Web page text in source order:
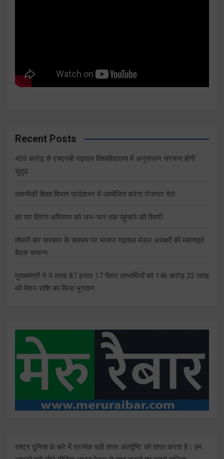
Recent Posts
459 करोड़ से एचएनबी गढ़वाल विश्वविद्यालय में अनुसंधान संरचना होगी
सुदृढ
तकनीकी शिक्षा विभाग प्रदेशभर में आयोजित करेगा रोजगार मेले
हर घर तिरंगा अभियान को जन-जन तक पहुंचाने की तैयारी
तीसरी बार सरकार के संकल्प पर भाजपा गढ़वाल मंडल अध्यक्षों की महत्वपूर्ण
बैठक सम्पन्न
मुख्यमंत्री ने 9 लाख 87 हजार 17 पेंशन लाभार्थियों को 146 करोड़ 32 लाख
की पेंशन राशि का किया भुगतान
राष्ट्र दुनिया के बारे में प्रत्येक बड़ी ताजा अंतर्दृष्टि को ताज़ा करता है। हम